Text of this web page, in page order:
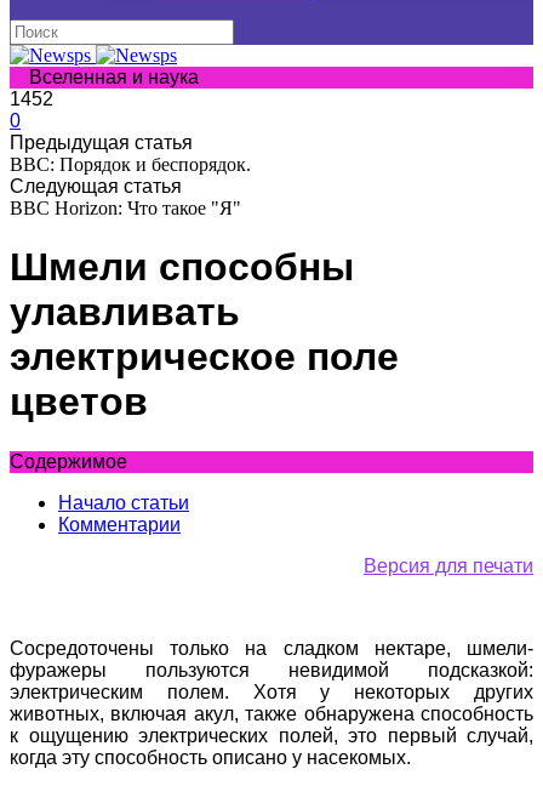
Вселенная и наука
1452
0
Предыдущая статья
BBC: Порядок и беспорядок.
Следующая статья
BBC Horizon: Что такое "Я"
Шмели способны
улавливать
электрическое поле
цветов
Содержимое
Начало статьи
Комментарии
Версия для печати
Сосредоточены только на сладком нектаре, шмели-
фуражеры пользуются невидимой подсказкой:
электрическим полем. Хотя у некоторых других
животных, включая акул, также обнаружена способность
к ощущению электрических полей, это первый случай,
когда эту способность описано у насекомых.